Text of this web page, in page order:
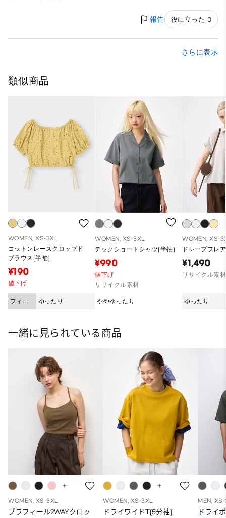
報告 役に立った 0
さらに表示
類似商品
WOMEN, XS-3XL
コットンレースクロップド
ブラウス(半袖)
¥190
値下げ
フィッ
ト
ゆったり
WOMEN, XS-3XL
テックショートシャツ(半袖)
¥990
値下げ
リサイクル素材
ややゆったり
WOMEN, XS-
ドレープフレ
¥1,490
リサイクル素材
ゆったり
一緒に見られている商品
WOMEN, XS-3XL
ブラフィール2WAYクロッ
WOMEN, XS-3XL
ドライワイドT(5分袖)
MEN,
ドライ